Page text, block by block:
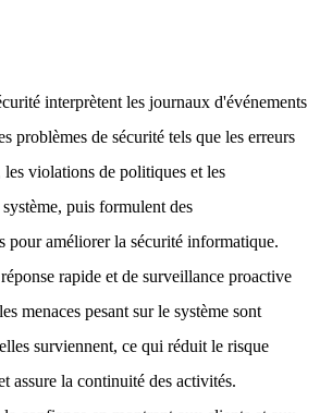
interprètent les journaux d'événements
problèmes de sécurité tels que les erreurs
violations de politiques et les
puis formulent des
pour améliorer la sécurité informatique.
rapide et de surveillance proactive
menaces pesant sur le système sont
surviennent, ce qui réduit le risque
assure la continuité des activités.